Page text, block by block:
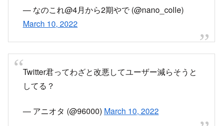
— なのこれ@4月から2期やで (@nano_colle)
March 10, 2022
Twitter君ってわざと改悪してユーザー減らそうと
してる？
— アニオタ (@96000) March 10, 2022